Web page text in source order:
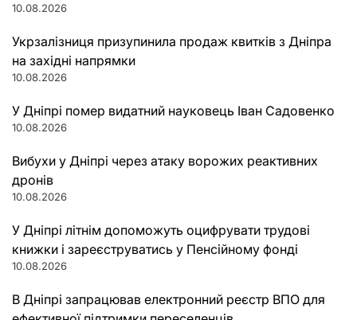
10.08.2026
Укрзалізниця призупинила продаж квитків з Дніпра
на західні напрямки
10.08.2026
У Дніпрі помер видатний науковець Іван Садовенко
10.08.2026
Вибухи у Дніпрі через атаку ворожих реактивних
дронів
10.08.2026
У Дніпрі літнім допоможуть оцифрувати трудові
книжки і зареєструватись у Пенсійному фонді
10.08.2026
В Дніпрі запрацював електронний реєстр ВПО для